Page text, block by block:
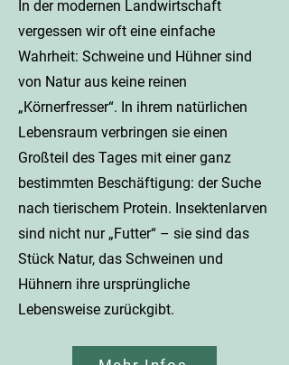
In der modernen Landwirtschaft
vergessen wir oft eine einfache
Wahrheit: Schweine und Hühner sind
von Natur aus keine reinen
„Körnerfresser“. In ihrem natürlichen
Lebensraum verbringen sie einen
Großteil des Tages mit einer ganz
bestimmten Beschäftigung: der Suche
nach tierischem Protein. Insektenlarven
sind nicht nur „Futter“ – sie sind das
Stück Natur, das Schweinen und
Hühnern ihre ursprüngliche
Lebensweise zurückgibt.